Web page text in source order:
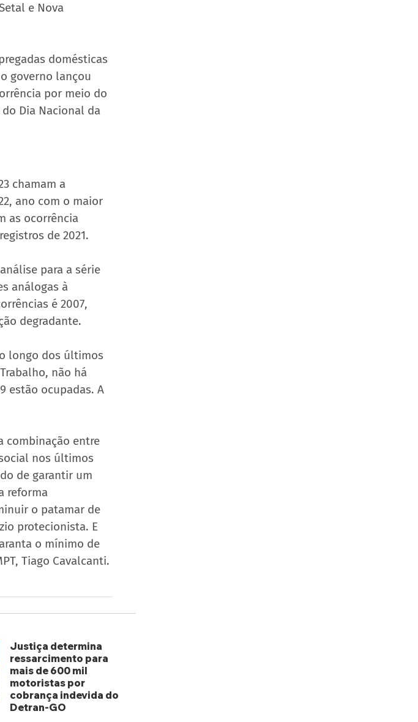
e Nova
domésticas
governo lançou
por meio do
Dia Nacional da
chamam a
ano com o maior
as ocorrência
de 2021.
para a série
análogas à
é 2007,
degradante.
longo dos últimos
não há
estão ocupadas. A
combinação entre
nos últimos
de garantir um
reforma
o patamar de
protecionista. E
o mínimo de
Tiago Cavalcanti.
Justiça determina
ressarcimento para
mais de 600 mil
motoristas por
cobrança indevida do
Detran-GO